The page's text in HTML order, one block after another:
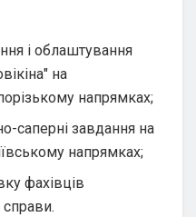
і облаштування
на
напрямках;
саперні завдання на
напрямках;
фахівців
справи.